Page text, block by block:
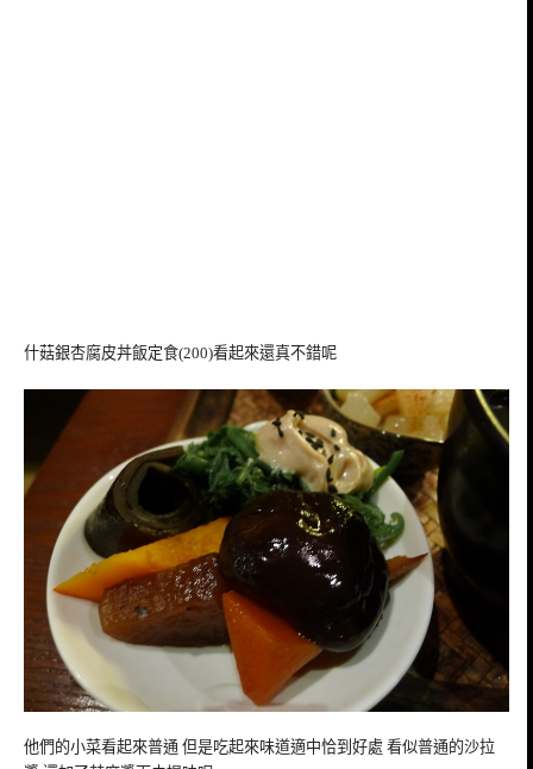
什菇銀杏腐皮丼飯定食(200)看起來還真不錯呢
他們的小菜看起來普通 但是吃起來味道適中恰到好處 看似普通的沙拉